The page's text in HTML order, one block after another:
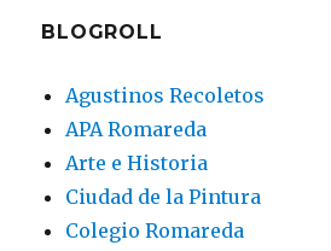
BLOGROLL
Agustinos Recoletos
APA Romareda
Arte e Historia
Ciudad de la Pintura
Colegio Romareda